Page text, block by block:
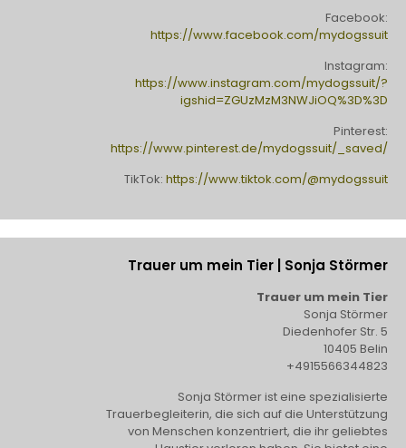
Facebook:
https://www.facebook.com/mydogssuit
Instagram:
https://www.instagram.com/mydogssuit/?
igshid=ZGUzMzM3NWJiOQ%3D%3D
Pinterest:
https://www.pinterest.de/mydogssuit/_saved/
TikTok: https://www.tiktok.com/@mydogssuit
Trauer um mein Tier | Sonja Störmer
Trauer um mein Tier
Sonja Störmer
Diedenhofer Str. 5
10405 Belin
+4915566344823
Sonja Störmer ist eine spezialisierte
Trauerbegleiterin, die sich auf die Unterstützung
von Menschen konzentriert, die ihr geliebtes